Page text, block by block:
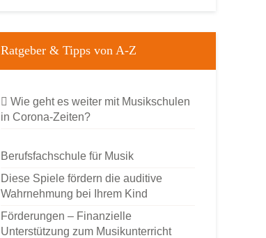
Ratgeber & Tipps von A-Z
Wie geht es weiter mit Musikschulen
in Corona-Zeiten?
Berufsfachschule für Musik
Diese Spiele fördern die auditive
Wahrnehmung bei Ihrem Kind
Förderungen – Finanzielle
Unterstützung zum Musikunterricht